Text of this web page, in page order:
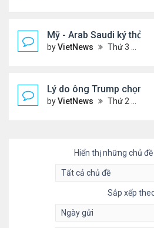
Mỹ - Arab Saudi ký thỏa
byVietNews Thứ 3 Tháng 5 13, 2025 3:19 pm
Lý do ông Trump chọn
byVietNews Thứ 2 Tháng 5 12, 2025 4:00 pm
Hiển thị những chủ
Sắp xếp